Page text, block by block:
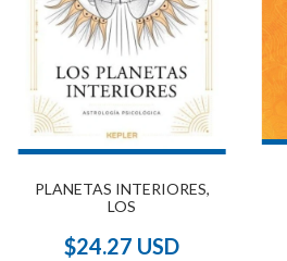
PLANETAS INTERIORES,
LOS
$24.27 USD